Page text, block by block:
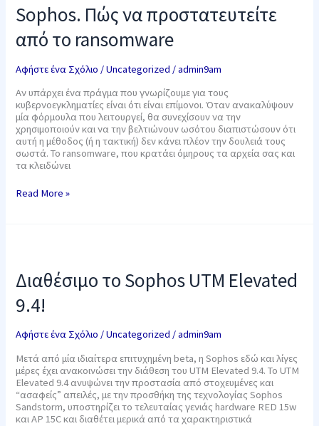
Sophos. Πώς να προστατευτείτε
από το ransomware
Αφήστε ένα Σχόλιο /Uncategorized /admin9am
Αν υπάρχει ένα πράγμα που γνωρίζουμε για τους
κυβερνοεγκληματίες είναι ότι είναι επίμονοι. Όταν ανακαλύψουν
μία φόρμουλα που λειτουργεί, θα συνεχίσουν να την
χρησιμοποιούν και να την βελτιώνουν ωσότου διαπιστώσουν ότι
αυτή η μέθοδος (ή η τακτική) δεν κάνει πλέον την δουλειά τους
σωστά. Το ransomware, που κρατάει όμηρους τα αρχεία σας και
τα κλειδώνει
προστατευτείτε
το
Read More »
Διαθέσιμο το Sophos UTM Elevated
9.4!
Αφήστε ένα Σχόλιο /Uncategorized /admin9am
Μετά από μία ιδιαίτερα επιτυχημένη beta, η Sophos εδώ και λίγες
μέρες έχει ανακοινώσει την διάθεση του UTM Elevated 9.4. To UTM
Elevated 9.4 ανυψώνει την προστασία από στοχευμένες και
“ασαφείς” απειλές, με την προσθήκη της τεχνολογίας Sophos
Sandstorm, υποστηρίζει το τελευταίας γενιάς hardware RED 15w
και AP 15C και διαθέτει μερικά από τα χαρακτηριστικά
UTM
9.4!